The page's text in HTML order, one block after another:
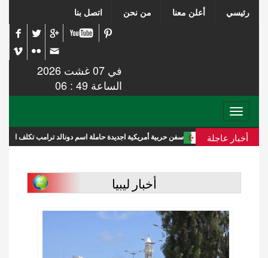
رئيسي أعلن معنا من نحن اتصل بنا
في 07 غشت 2026
الساعة 49 : 06
Toggle
navigation
أخبار عاجلة
سفن حربية أمريكية اجديدة حاملة اسم دونالد ترامب تكلف الميزانية 275 مليار دولار
أخبار ليبيا